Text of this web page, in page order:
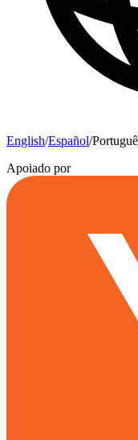
English/Español/
Apoiado por